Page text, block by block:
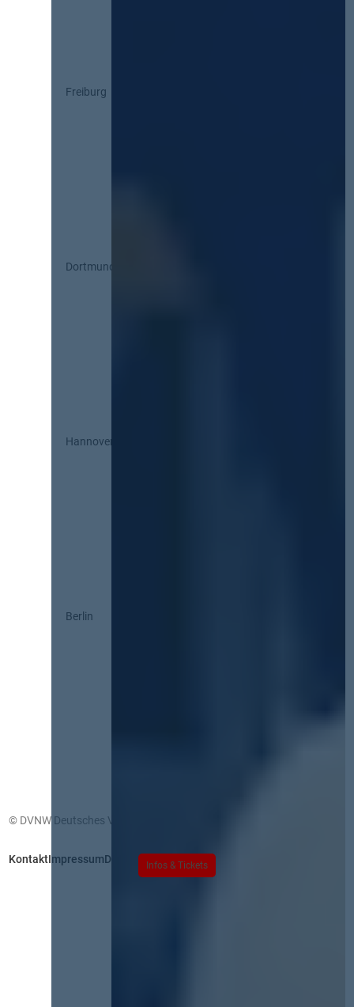
Infos & Tickets
Freiburg
Dortmund
Hannover
Berlin
© DVNW Deutsches Vergabenetzwerk GmbH
KontaktImpressumDatenschutz